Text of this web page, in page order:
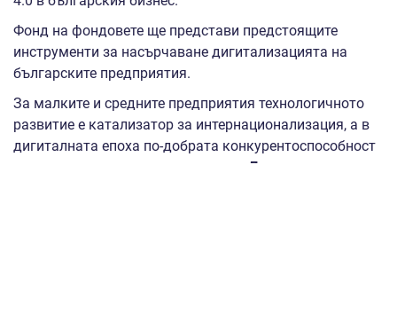
Фонд на фондовете ще представи предстоящите
инструменти за насърчаване дигитализацията на
българските предприятия.
За малките и средните предприятия технологичното
развитие е катализатор за интернационализация, а в
дигиталната епоха по-добрата конкурентоспособност
„Дигитални